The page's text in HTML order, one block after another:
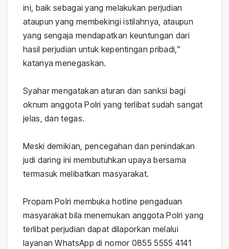
ini, baik sebagai yang melakukan perjudian
ataupun yang membekingi istilahnya, ataupun
yang sengaja mendapatkan keuntungan dari
hasil perjudian untuk kepentingan pribadi,”
katanya menegaskan.
Syahar mengatakan aturan dan sanksi bagi
oknum anggota Polri yang terlibat sudah sangat
jelas, dan tegas.
Meski demikian, pencegahan dan penindakan
judi daring ini membutuhkan upaya bersama
termasuk melibatkan masyarakat.
Propam Polri membuka hotline pengaduan
masyarakat bila menemukan anggota Polri yang
terlibat perjudian dapat dilaporkan melalui
layanan WhatsApp di nomor 0855 5555 4141